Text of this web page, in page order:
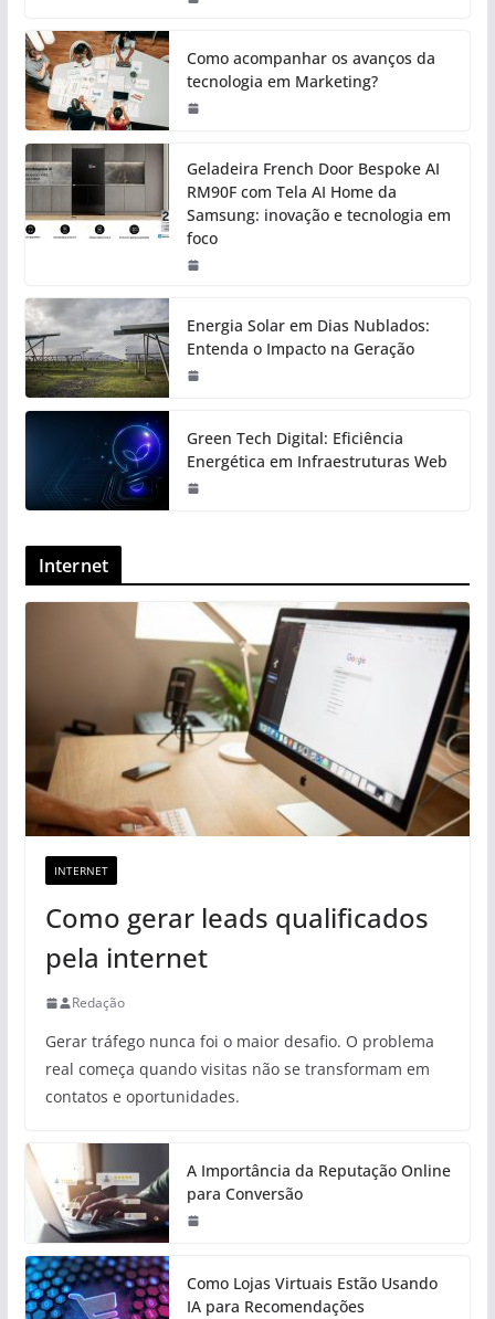
Como acompanhar os avanços da
tecnologia em Marketing?
Geladeira French Door Bespoke AI
RM90F com Tela AI Home da
Samsung: inovação e tecnologia em
foco
Energia Solar em Dias Nublados:
Entenda o Impacto na Geração
Green Tech Digital: Eficiência
Energética em Infraestruturas Web
Internet
INTERNET
Como gerar leads qualificados
pela internet
Redação
Gerar tráfego nunca foi o maior desafio. O problema
real começa quando visitas não se transformam em
contatos e oportunidades.
A Importância da Reputação Online
para Conversão
Como Lojas Virtuais Estão Usando
IA para Recomendações